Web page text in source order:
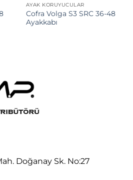
AYAK KORUYUCULAR
Cofra Volga S3 SRC 36-48
Ayakkabı
Doğanay Sk. No:27